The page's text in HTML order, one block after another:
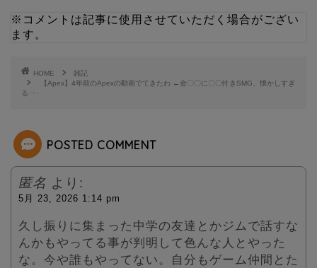
t
r
※コメントは記事に使用させていただく場合がござい
ます。
HOME
雑記
【Apex】4年前のApexの動画でてきたわ ←金〇〇に〇〇付きSMG、懐かしすぎ
る･･･
POSTED COMMENT
匿名 より:
5月 23, 2026 1:14 pm
久し振りに集まった中学の友達とかジムで話すな
んかもやってる事が判明して色んな人とやった
な。今や誰もやってない。自分もゲーム仲間とた